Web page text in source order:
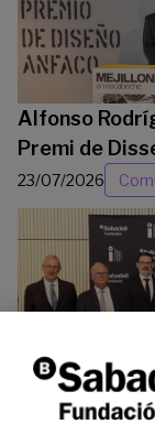
Alfonso
Premi de
23/07/2026
La Fundació
investigadors